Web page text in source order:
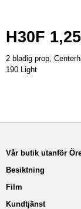
H30F
2 bladig prop,
190 Light
Vår butik utanför
Besiktning
Film
Kundtjänst